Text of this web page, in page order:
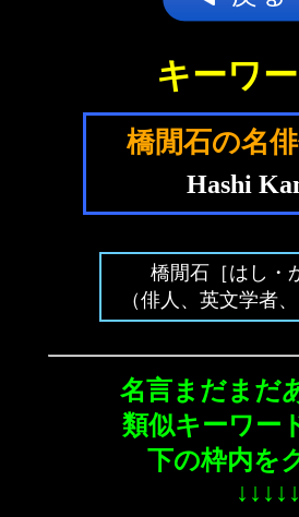
キーワ
橋閒石の名
Hashi
橋閒石［はし・
（俳人、英文学者、
名言まだまだ
類似キーワー
下の枠内を
↓↓↓↓↓